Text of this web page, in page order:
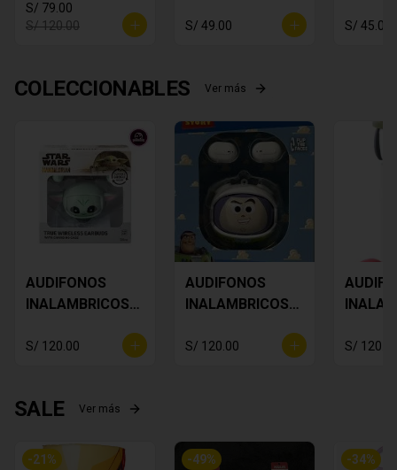
S/ 79.00
S/ 120.00
S/ 49.00 S/ 45.00
COLECCIONABLES Ver más
AUDIFONOS
INALAMBRICOS
Yoda
S/ 120.00
AUDIFONOS
INALAMBRICOS
LIGHTYEAR
S/ 120.00 S/
SALE Ver más
-21 % -49% -34%